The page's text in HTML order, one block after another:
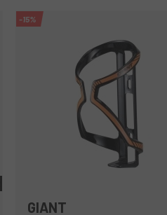
Blau Schwarz
-15%
GIANT